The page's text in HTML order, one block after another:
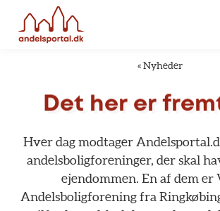
« Nyheder
Det her er
Hver dag modtager
andelsboligforeninger, der skal
ejendommen. En af dem er
Andelsboligforening fra